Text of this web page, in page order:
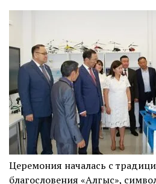
Церемония началась с
благословения «Алгыс»,